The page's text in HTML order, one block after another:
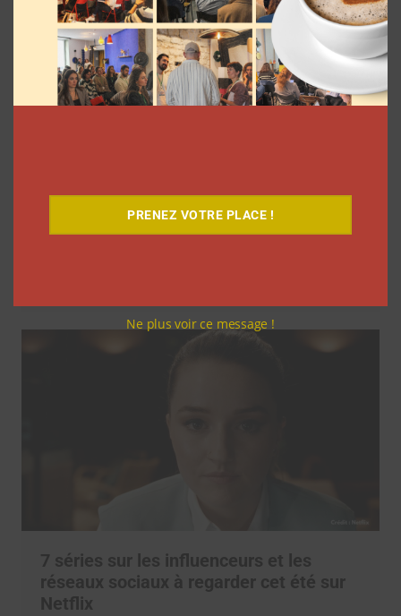
Comment le Grand JD a complètement
7 séries sur les influenceurs et les
réseaux sociaux à regarder cet été sur
Netflix
PRENEZ VOTRE PLACE !
Ne plus voir ce message !